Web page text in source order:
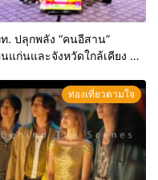
. ปลุกพลัง “คนอีสาน”
แก่นและจังหวัดใกล้เคียง สู่
ธรรม สร้างการท่องเที่ยว
าสูงอย่างมีความหมาย
ท่องเที่ยวตามใจ